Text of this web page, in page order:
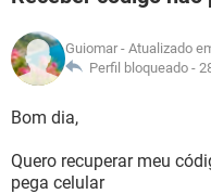
GUIA DE COMPRAS
INSTAGRAM
GUIA DE COMPRAS
CELULAR
OUTLOOK
INSTAGRAM
JOGOS
CELULAR
OUTLOOK
INSTAGRAM
GLOSSÁRIO
JOGOS
OUTLOOK
Guiomar - Atualizado
Perfil bloqueado -
Bom dia,
Quero recuperar meu
pega celular